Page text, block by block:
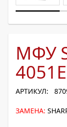
МФУ
АРТИКУЛ:
ЗАМЕНА: